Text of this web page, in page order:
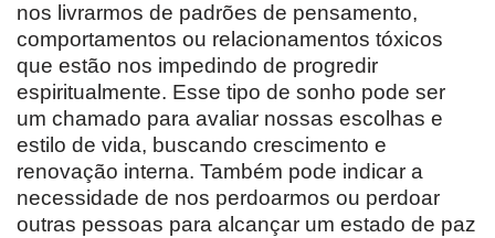
nos livrarmos de padrões de pensamento,
comportamentos ou relacionamentos tóxicos
que estão nos impedindo de progredir
espiritualmente. Esse tipo de sonho pode ser
um chamado para avaliar nossas escolhas e
estilo de vida, buscando crescimento e
renovação interna. Também pode indicar a
necessidade de nos perdoarmos ou perdoar
outras pessoas para alcançar um estado de paz